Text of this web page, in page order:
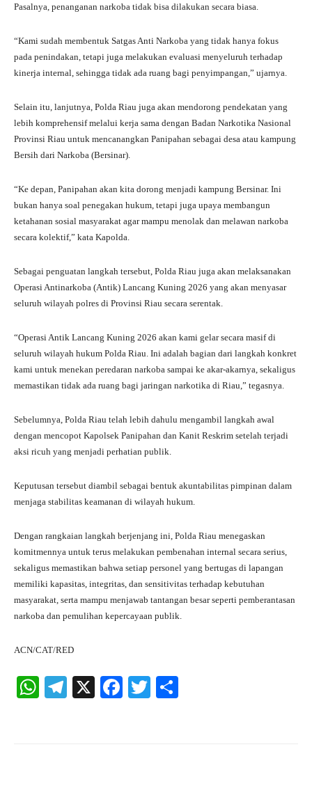
Pasalnya, penanganan narkoba tidak bisa dilakukan secara biasa.
“Kami sudah membentuk Satgas Anti Narkoba yang tidak hanya fokus
pada penindakan, tetapi juga melakukan evaluasi menyeluruh terhadap
kinerja internal, sehingga tidak ada ruang bagi penyimpangan,” ujarnya.
Selain itu, lanjutnya, Polda Riau juga akan mendorong pendekatan yang
lebih komprehensif melalui kerja sama dengan Badan Narkotika Nasional
Provinsi Riau untuk mencanangkan Panipahan sebagai desa atau kampung
Bersih dari Narkoba (Bersinar).
“Ke depan, Panipahan akan kita dorong menjadi kampung Bersinar. Ini
bukan hanya soal penegakan hukum, tetapi juga upaya membangun
ketahanan sosial masyarakat agar mampu menolak dan melawan narkoba
secara kolektif,” kata Kapolda.
Sebagai penguatan langkah tersebut, Polda Riau juga akan melaksanakan
Operasi Antinarkoba (Antik) Lancang Kuning 2026 yang akan menyasar
seluruh wilayah polres di Provinsi Riau secara serentak.
“Operasi Antik Lancang Kuning 2026 akan kami gelar secara masif di
seluruh wilayah hukum Polda Riau. Ini adalah bagian dari langkah konkret
kami untuk menekan peredaran narkoba sampai ke akar-akarnya, sekaligus
memastikan tidak ada ruang bagi jaringan narkotika di Riau,” tegasnya.
Sebelumnya, Polda Riau telah lebih dahulu mengambil langkah awal
dengan mencopot Kapolsek Panipahan dan Kanit Reskrim setelah terjadi
aksi ricuh yang menjadi perhatian publik.
Keputusan tersebut diambil sebagai bentuk akuntabilitas pimpinan dalam
menjaga stabilitas keamanan di wilayah hukum.
Dengan rangkaian langkah berjenjang ini, Polda Riau menegaskan
komitmennya untuk terus melakukan pembenahan internal secara serius,
sekaligus memastikan bahwa setiap personel yang bertugas di lapangan
memiliki kapasitas, integritas, dan sensitivitas terhadap kebutuhan
masyarakat, serta mampu menjawab tantangan besar seperti pemberantasan
narkoba dan pemulihan kepercayaan publik.
ACN/CAT/RED
W
Te X
Fa
T